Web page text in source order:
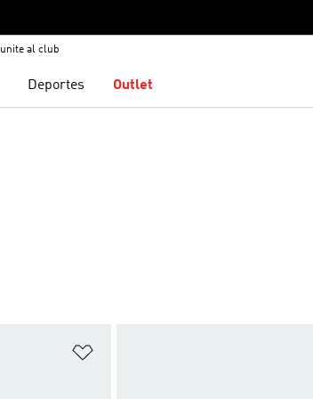
unite al club
Deportes Outlet